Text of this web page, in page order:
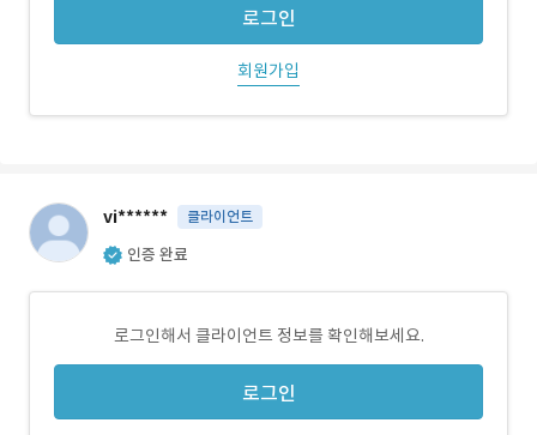
로그인
회원가입
vi****** 클라이언트
인증 완료
로그인해서 클라이언트 정보를 확인해보세요.
로그인